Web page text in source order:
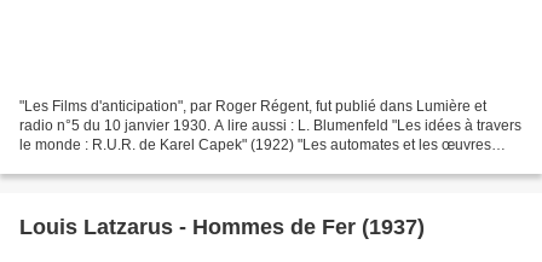
"Les Films d'anticipation", par Roger Régent, fut publié dans Lumière et
radio n°5 du 10 janvier 1930. A lire aussi : L. Blumenfeld "Les idées à travers
le monde : R.U.R. de Karel Capek" (1922) "Les automates et les œuvres
Louis Latzarus - Hommes de Fer (1937)